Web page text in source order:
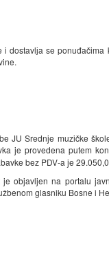
dostavlјa se
JU Srednje muzičke
je provedena putem
bez PDV-a je
objavljen na portalu
glasniku Bosne i